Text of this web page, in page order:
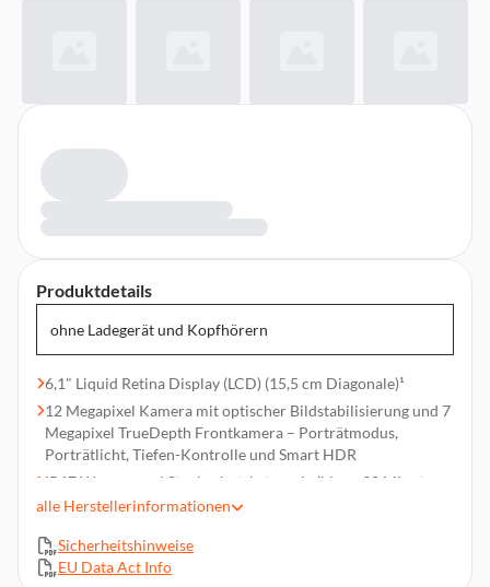
Produktdetails
ohne Ladegerät und Kopfhörern
6,1" Liquid Retina Display (LCD) (15,5 cm Diagonale)¹
12 Megapixel Kamera mit optischer Bildstabilisierung und 7
Megapixel TrueDepth Frontkamera – Porträtmodus,
Porträtlicht, Tiefen-Kontrolle und Smart HDR
IP67 Wasser- und Staubschutzkategorie (bis zu 30 Minuten
und in einer Tiefe von bis zu 1 Meter)²
A12 Bionic mit Neural Engine der nächsten Generation
alle Herstellerinformationen
Sicherheitshinweise
EU Data Act Info